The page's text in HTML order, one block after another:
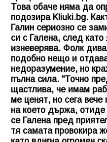
Това обаче няма да
подозира Kliuki.bg.
Галин сериозно се
си с Галена, след
изневерява. Фолк
подобно нещо и
недоразумение, но
пълна сила. "Точно
щастлива, че имам
ме ценят, но сега вече
на което държа,
се Галена пред
тя самата провокира